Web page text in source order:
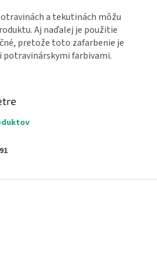
a tekutinách môžu
Aj naďalej je použitie
pretože toto zafarbenie je
farbivami.